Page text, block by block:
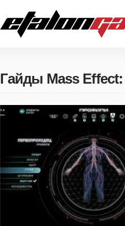
Гайды Mass